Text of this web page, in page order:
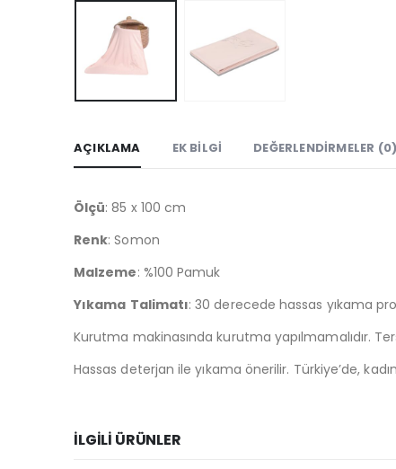
AÇIKLAMA EK BILGI DEĞERLENDIRMELER (0)
Ölçü: 85 x 100 cm
Renk: Somon
Malzeme: %100 Pamuk
Yıkama Talimatı: 30 derecede hassas yıkama
Kurutma makinasında kurutma yapılmamalıdır.
Hassas deterjan ile yıkama önerilir. Türkiye’de,
İLGILI ÜRÜNLER